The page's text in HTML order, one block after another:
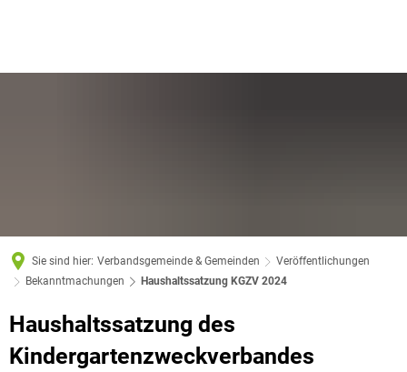
Sie sind hier: Verbandsgemeinde & Gemeinden
Veröffentlichungen
Bekanntmachungen
Haushaltssatzung KGZV 2024
Haushaltssatzung des
Kindergartenzweckverbandes